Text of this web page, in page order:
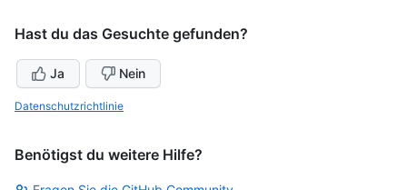
Hast du das Gesuchte gefunden?
Ja Nein
Datenschutzrichtlinie
Benötigst du weitere Hilfe?